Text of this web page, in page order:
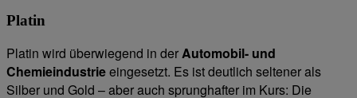
Platin
Platin wird überwiegend in derAutomobil- und
Chemieindustrieeingesetzt. Es ist deutlich seltener als
Silber und Gold – aber auch sprunghafter im Kurs: Die